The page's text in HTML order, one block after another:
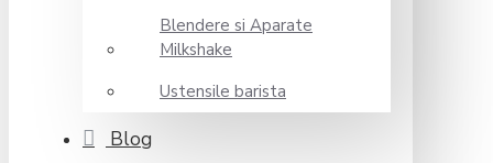
Blendere si Aparate
Milkshake
Ustensile barista
Blog